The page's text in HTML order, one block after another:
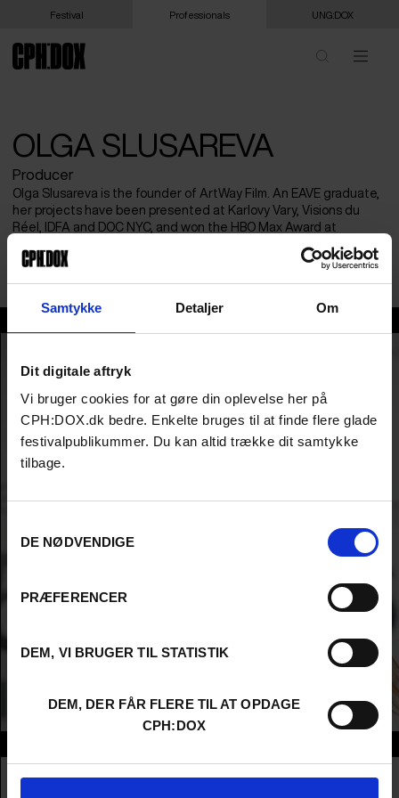
Samtykke Detaljer Om
Dit digitale aftryk
Vi bruger cookies for at gøre din oplevelse her på
CPH:DOX.dk bedre. Enkelte bruges til at finde flere glade
festivalpublikummer. Du kan altid trække dit samtykke
tilbage.
DE NØDVENDIGE
PRÆFERENCER
DEM, VI BRUGER TIL STATISTIK
DEM, DER FÅR FLERE TIL AT OPDAGE
CPH:DOX
Festival Professionals UNG:DOX
OLGA SLUSAREVA
Producer
Olga Slusareva is the founder of ArtWay Film. An EAVE graduate,
her projects have been presented at Karlovy Vary, Visions du
Réel, IDFA and DOC NYC, and won the HBO Max Award at
Sarajevo FF. Her latest, A SONG WITHOUT HOME (2026), is the
first Georgian film in the CPH:DOX Main Competition.